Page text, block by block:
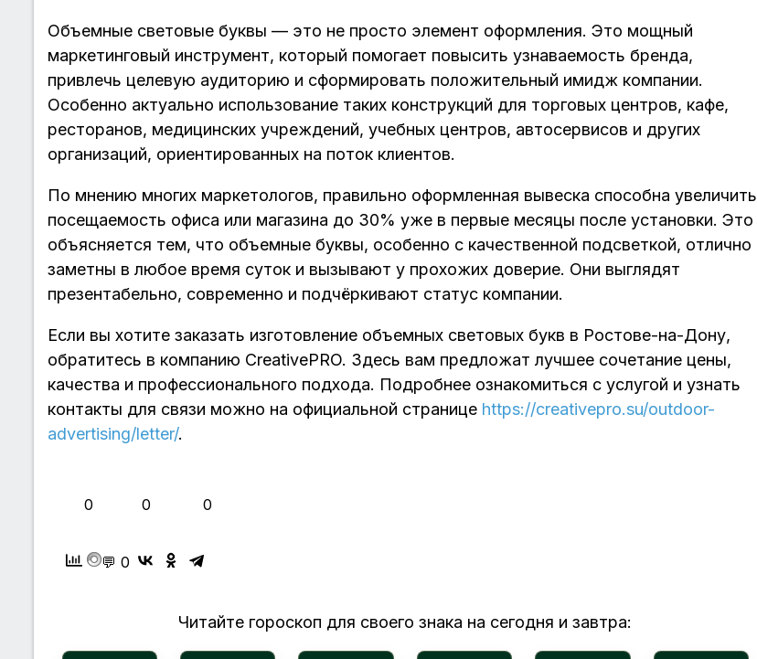
Объемные световые буквы — это не просто элемент оформления. Это мощный
маркетинговый инструмент, который помогает повысить узнаваемость бренда,
привлечь целевую аудиторию и сформировать положительный имидж компании.
Особенно актуально использование таких конструкций для торговых центров, кафе,
ресторанов, медицинских учреждений, учебных центров, автосервисов и других
организаций, ориентированных на поток клиентов.
По мнению многих маркетологов, правильно оформленная вывеска способна увеличить
посещаемость офиса или магазина до 30% уже в первые месяцы после установки. Это
объясняется тем, что объемные буквы, особенно с качественной подсветкой, отлично
заметны в любое время суток и вызывают у прохожих доверие. Они выглядят
презентабельно, современно и подчёркивают статус компании.
Если вы хотите заказать изготовление объемных световых букв в Ростове-на-Дону,
обратитесь в компанию CreativePRO. Здесь вам предложат лучшее сочетание цены,
качества и профессионального подхода. Подробнее ознакомиться с услугой и узнать
контакты для связи можно на официальной странице https://creativepro.su/outdoor-
advertising/letter/.
0 0 0
💬 0
Читайте гороскоп для своего знака на сегодня и завтра: